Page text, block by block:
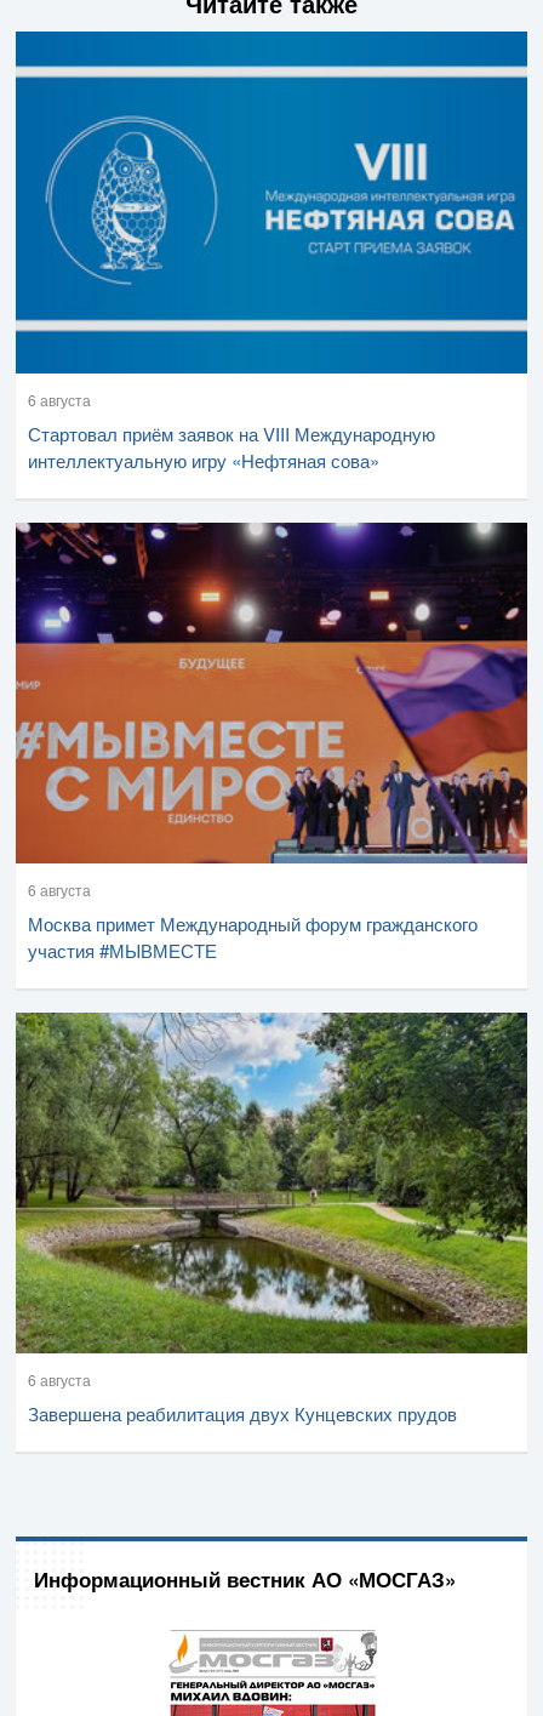
6 августа
Стартовал приём заявок на VIII Международную
интеллектуальную игру «Нефтяная сова»
6 августа
Москва примет Международный форум гражданского
участия #МЫВМЕСТЕ
6 августа
Завершена реабилитация двух Кунцевских прудов
Информационный вестник АО «МОСГАЗ»